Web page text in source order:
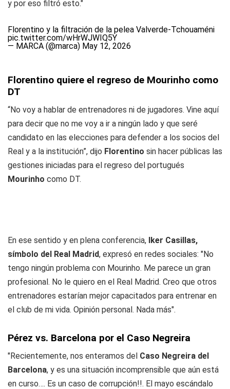
y por eso filtró esto."
Florentino y la filtración de la pelea Valverde-Tchouaméni
pic.twitter.com/wHrWJWIQ5Y
— MARCA (@marca) May 12, 2026
Florentino quiere el regreso de Mourinho como
DT
“No voy a hablar de entrenadores ni de jugadores. Vine aquí
para decir que no me voy a ir a ningún lado y que seré
candidato en las elecciones para defender a los socios del
Real y a la institución”, dijo Florentino sin hacer públicas las
gestiones iniciadas para el regreso del portugués
Mourinho como DT.
En ese sentido y en plena conferencia, Iker Casillas,
símbolo del Real Madrid, expresó en redes sociales: "No
tengo ningún problema con Mourinho. Me parece un gran
profesional. No le quiero en el Real Madrid. Creo que otros
entrenadores estarían mejor capacitados para entrenar en
el club de mi vida. Opinión personal. Nada más".
Pérez vs. Barcelona por el Caso Negreira
"Recientemente, nos enteramos del Caso Negreira del
Barcelona, y es una situación incomprensible que aún está
en curso…. Es un caso de corrupción!!. El mayo escándalo